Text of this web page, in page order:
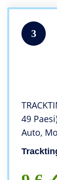
3
49
Auto,
Canone